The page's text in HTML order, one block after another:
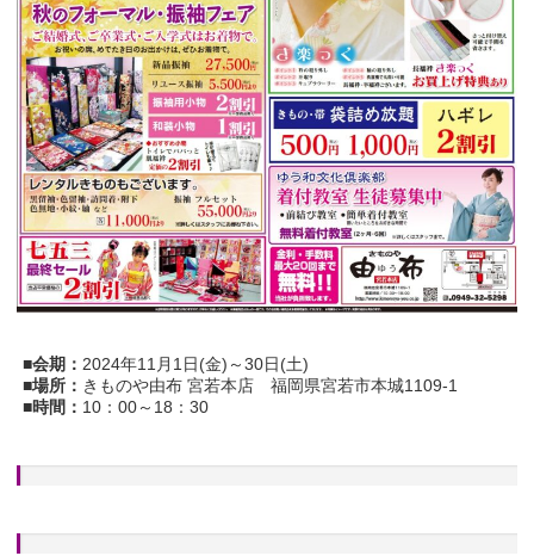
■会期： 2024年11月1日(金)～30日(土)
■場所： きものや由布 宮若本店 福岡県宮若市本城1109-1
■時間： 10：00～18：30